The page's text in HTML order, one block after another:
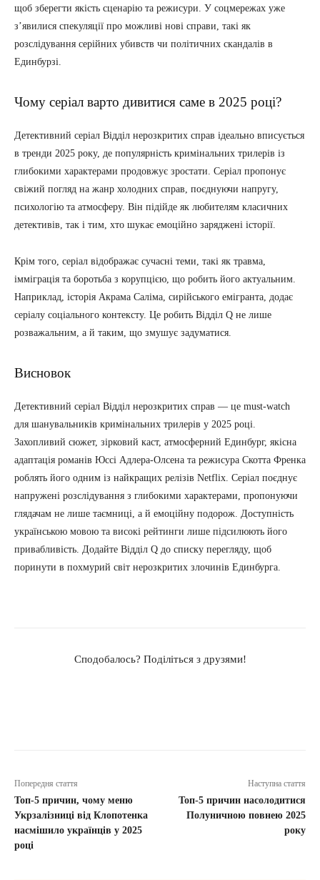
щоб зберегти якість сценарію та режисури. У соцмережах уже
з’явилися спекуляції про можливі нові справи, такі як
розслідування серійних убивств чи політичних скандалів в
Единбурзі.
Чому серіал варто дивитися саме в 2025 році?
Детективний серіал Відділ нерозкритих справ ідеально вписується
в тренди 2025 року, де популярність кримінальних трилерів із
глибокими характерами продовжує зростати. Серіал пропонує
свіжий погляд на жанр холодних справ, поєднуючи напругу,
психологію та атмосферу. Він підійде як любителям класичних
детективів, так і тим, хто шукає емоційно заряджені історії.
Крім того, серіал відображає сучасні теми, такі як травма,
імміграція та боротьба з корупцією, що робить його актуальним.
Наприклад, історія Акрама Саліма, сирійського емігранта, додає
серіалу соціального контексту. Це робить Відділ Q не лише
розважальним, а й таким, що змушує задуматися.
Висновок
Детективний серіал Відділ нерозкритих справ — це must-watch
для шанувальників кримінальних трилерів у 2025 році.
Захопливий сюжет, зірковий каст, атмосферний Единбург, якісна
адаптація романів Юссі Адлера-Олсена та режисура Скотта Френка
роблять його одним із найкращих релізів Netflix. Серіал поєднує
напружені розслідування з глибокими характерами, пропонуючи
глядачам не лише таємниці, а й емоційну подорож. Доступність
українською мовою та високі рейтинги лише підсилюють його
привабливість. Додайте Відділ Q до списку перегляду, щоб
поринути в похмурий світ нерозкритих злочинів Единбурга.
Сподобалось? Поділіться з друзями!
Попередня стаття
Топ-5 причин, чому меню
Укрзалізниці від Клопотенка
насмішило українців у 2025
році
Наступна стаття
Топ-5 причин насолодитися
Полуничною повнею 2025
року